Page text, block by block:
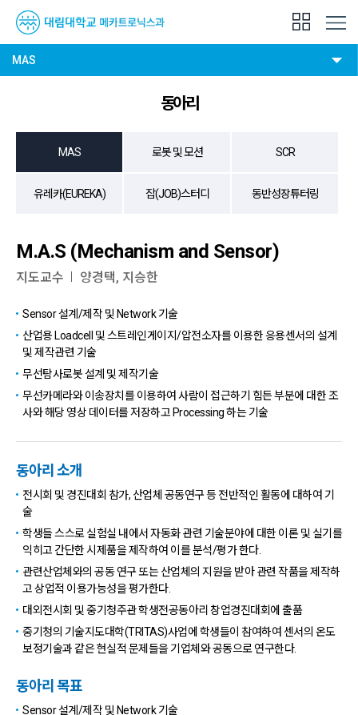
MAS
동아리
MAS 로봇 및 모션 SCR
유레카(EUREKA) 잡(JOB)스터디 동반성장튜터링
M.A.S (Mechanism and Sensor)
지도교수 양경택, 지승한
Sensor 설계/제작 및 Network 기술
산업용 Loadcell 및 스트레인게이지/압전소자를 이용한 응용센서의 설계
및 제작관련 기술
무선탐사로봇 설계 및 제작기술
무선카메라와 이송장치를 이용하여 사람이 접근하기 힘든 부분에 대한 조
사와 해당 영상 데이터를 저장하고 Processing 하는 기술
동아리 소개
전시회 및 경진대회 참가, 산업체 공동연구 등 전반적인 활동에 대하여 기
술
학생들 스스로 실험실 내에서 자동화 관련 기술분야에 대한 이론 및 실기를
익히고 간단한 시제품을 제작하여 이를 분석/평가 한다.
관련산업체와의 공동 연구 또는 산업체의 지원을 받아 관련 작품을 제작하
고 상업적 이용가능성을 평가한다.
대외전시회 및 중기청주관 학생전공동아리 창업경진대회에 출품
중기청의 기술지도대학(TRITAS)사업에 학생들이 참여하여 센서의 온도
보정기술과 같은 현실적 문제들을 기업체와 공동으로 연구한다.
동아리 목표
Sensor 설계/제작 및 Network 기술